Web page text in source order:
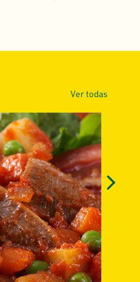
Ver todas